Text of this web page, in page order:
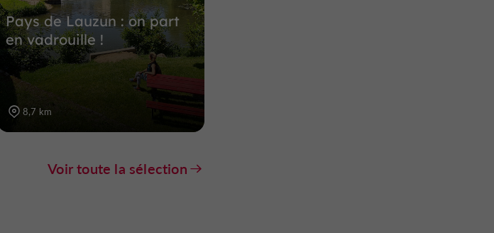
Pays de Lauzun : on part
en vadrouille !
8,7 km
Voir toute la sélection